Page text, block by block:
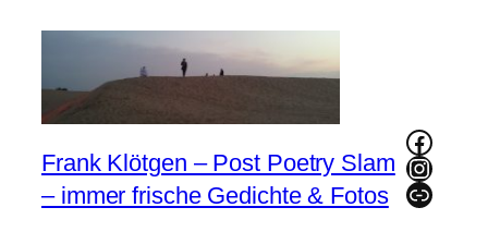
Frank Klötgen – Post Poetry Slam
– immer frische Gedichte & Fotos
Link